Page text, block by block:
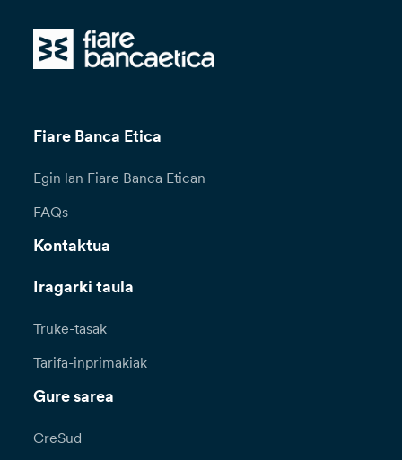
Fiare Banca Etica
Egin lan Fiare Banca Etican
FAQs
Kontaktua
Iragarki taula
Truke-tasak
Tarifa-inprimakiak
Gure sarea
CreSud